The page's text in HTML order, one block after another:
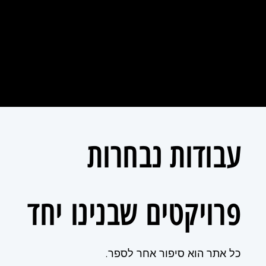
עבודות נבחרות
פרויקטים שבנינו יחד
כל אתר הוא סיפור אחר לספר.